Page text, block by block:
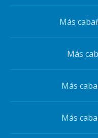
Más
Más
Más
Más